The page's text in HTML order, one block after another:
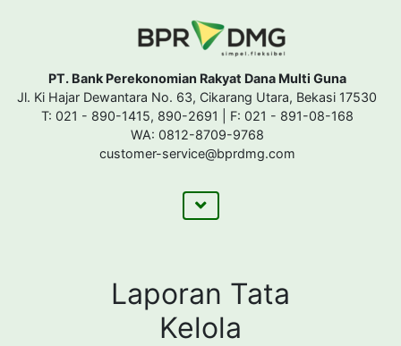
PT. Bank Perekonomian Rakyat Dana Multi Guna
Jl. Ki Hajar Dewantara No. 63, Cikarang Utara, Bekasi 17530
T: 021 - 890-1415, 890-2691 | F: 021 - 891-08-168
WA: 0812-8709-9768
customer-service@bprdmg.com
Laporan Tata
Kelola